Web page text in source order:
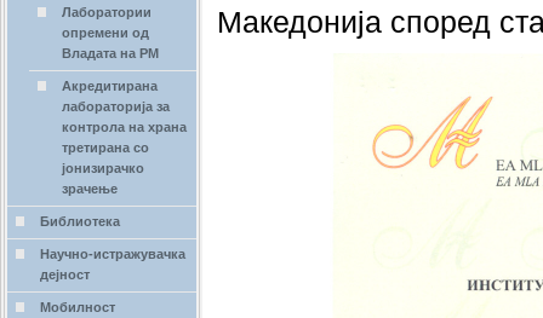
Македонија според
Лаборатории
опремени од
Владата на РМ
Акредитирана
лабораторија за
контрола на храна
третирана со
јонизирачко
зрачење
Библиотека
Научно-истражувачка
дејност
Мобилност